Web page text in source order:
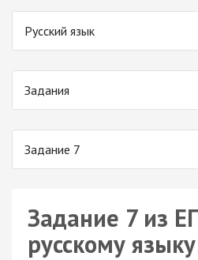
Русский язык
Задания
Задание 7
Задание 7 из
русскому